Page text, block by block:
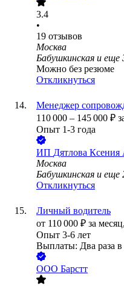
3.4
•
19 отзывов
Москва
Бабушкинская и еще
Можно без резюме
Откликнуться
Менеджер
110 000 – 145 000 ₽
Опыт 1-3 года
ИП Дятлова Ксения
Москва
Бабушкинская и еще
Откликнуться
Личный водитель
от 110 000 ₽ за месяц,
Опыт 3-6 лет
Выплаты: Два раза в
ООО Барстт